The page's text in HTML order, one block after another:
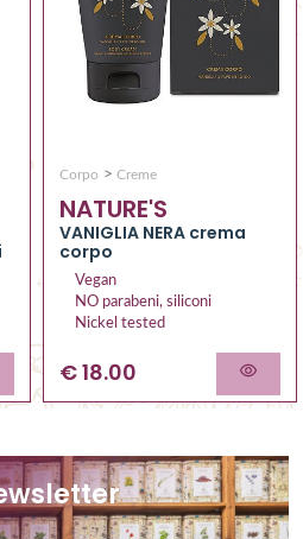
Corpo > Creme
NATURE'S
VANIGLIA NERA crema
corpo
Vegan
NO parabeni, siliconi
Nickel tested
€ 18.00